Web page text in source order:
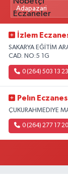
İzlem
SAKARYA EĞİTİM
CAD. NO:5 1G
0 (264) 503 13 23
Pelın
ÇUKURAHMEDIYE
0 (264) 277 17 20